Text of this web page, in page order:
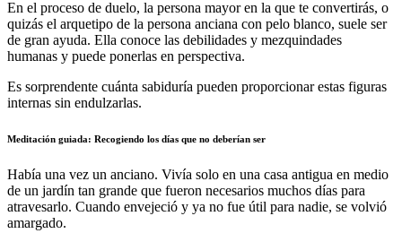
En el proceso de duelo, la persona mayor en la que te convertirás, o
quizás el arquetipo de la persona anciana con pelo blanco, suele ser
de gran ayuda. Ella conoce las debilidades y mezquindades
humanas y puede ponerlas en perspectiva.
Es sorprendente cuánta sabiduría pueden proporcionar estas figuras
internas sin endulzarlas.
Meditación guiada: Recogiendo los días que no deberían ser
Había una vez un anciano. Vivía solo en una casa antigua en medio
de un jardín tan grande que fueron necesarios muchos días para
atravesarlo. Cuando envejeció y ya no fue útil para nadie, se volvió
amargado.